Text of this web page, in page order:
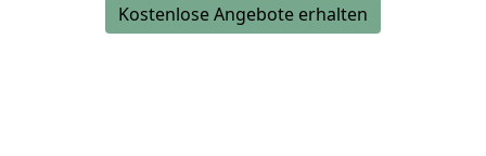
Kostenlose Angebote erhalten